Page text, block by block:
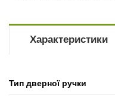
Характеристики
Тип дверної ручки